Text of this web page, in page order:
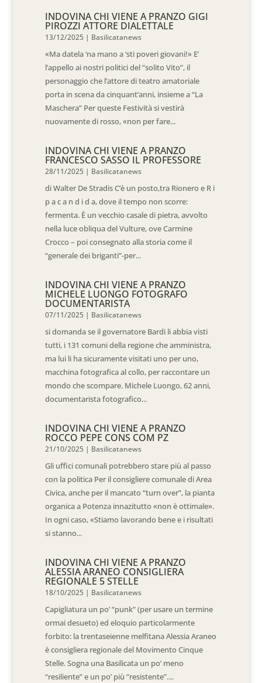
INDOVINA CHI VIENE A PRANZO GIGI
PIROZZI ATTORE DIALETTALE
13/12/2025 | Basilicatanews
«Ma datela ‘na mano a ‘sti poveri giovani!» E’
l’appello ai nostri politici del “solito Vito”, il
personaggio che l’attore di teatro amatoriale
porta in scena da cinquant’anni, insieme a “La
Maschera” Per queste Festività si vestirà
nuovamente di rosso, «non per fare...
INDOVINA CHI VIENE A PRANZO
FRANCESCO SASSO IL PROFESSORE
28/11/2025 | Basilicatanews
di Walter De Stradis C’è un posto,tra Rionero e R i
p a c a n d i d a, dove il tempo non scorre:
fermenta. È un vecchio casale di pietra, avvolto
nella luce obliqua del Vulture, ove Carmine
Crocco – poi consegnato alla storia come il
“generale dei briganti”-per...
INDOVINA CHI VIENE A PRANZO
MICHELE LUONGO FOTOGRAFO
DOCUMENTARISTA
07/11/2025 | Basilicatanews
si domanda se il governatore Bardi li abbia visti
tutti, i 131 comuni della regione che amministra,
ma lui li ha sicuramente visitati uno per uno,
macchina fotografica al collo, per raccontare un
mondo che scompare. Michele Luongo, 62 anni,
documentarista fotografico...
INDOVINA CHI VIENE A PRANZO
ROCCO PEPE CONS COM PZ
21/10/2025 | Basilicatanews
Gli uffici comunali potrebbero stare più al passo
con la politica Per il consigliere comunale di Area
Civica, anche per il mancato “turn over”, la pianta
organica a Potenza innazitutto «non è ottimale».
In ogni caso, «Stiamo lavorando bene e i risultati
si stanno...
INDOVINA CHI VIENE A PRANZO
ALESSIA ARANEO CONSIGLIERA
REGIONALE 5 STELLE
18/10/2025 | Basilicatanews
Capigliatura un po’ “punk” (per usare un termine
ormai desueto) ed eloquio particolarmente
forbito: la trentaseienne melfitana Alessia Araneo
è consigliera regionale del Movimento Cinque
Stelle. Sogna una Basilicata un po’ meno
“resiliente” e un po’ più “resistente”....